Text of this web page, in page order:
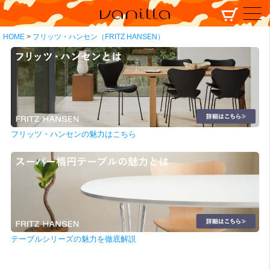
HOME フリッツ・ハンセン（FRITZ HANSEN）
フリッツ・ハンセンの魅力はこちら
テーブルシリーズの魅力を徹底解説